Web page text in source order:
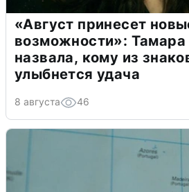
«Август принесет
возможности»: Тамара
назвала, кому из
улыбнется удача
8 августа 46